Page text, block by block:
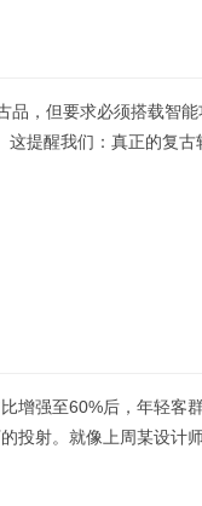
，但要求必须搭载智能
提醒我们：真正的复古
增强至60%后，年轻客
投射。就像上周某设计